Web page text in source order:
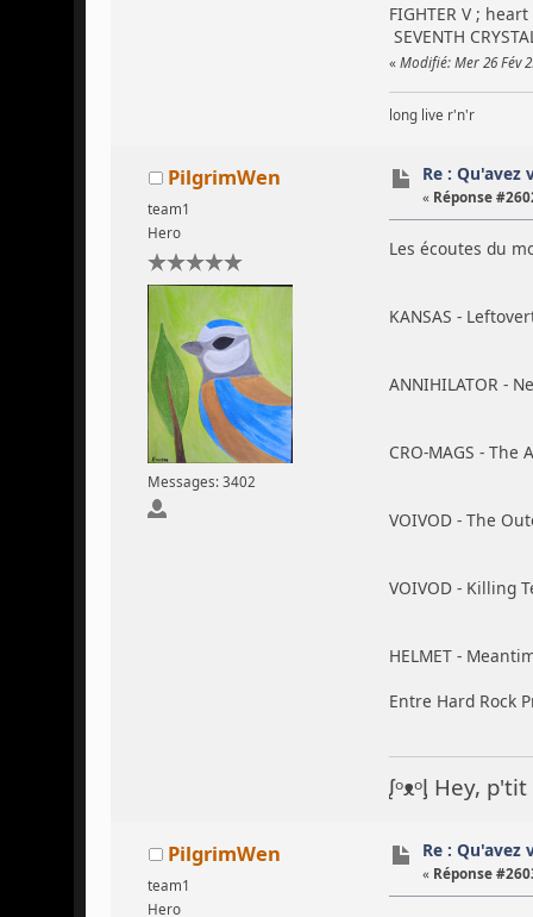
FIGHTER V ;
SEVENTH
« Modifié: Mer 26 Fév
long live r'n'r
PilgrimWen
team1
Hero
Messages: 3402
Re :
« Réponse
Les écoutes du
KANSAS -
ANNIHILATOR -
CRO-MAGS - The
VOIVOD - The
VOIVOD - Killing
HELMET -
Entre Hard Rock
ᶘᵒᴥᵒᶅ Hey,
PilgrimWen
team1
Hero
Re :
« Réponse